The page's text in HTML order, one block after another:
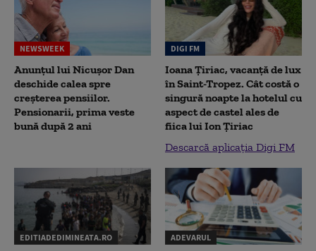
NEWSWEEK
Anunțul lui Nicușor Dan
deschide calea spre
creșterea pensiilor.
Pensionarii, prima veste
bună după 2 ani
DIGI FM
Ioana Țiriac, vacanță de lux
în Saint-Tropez. Cât costă o
singură noapte la hotelul cu
aspect de castel ales de
fiica lui Ion Țiriac
Descarcă aplicația Digi FM
EDITIADEDIMINEATA.RO ADEVARUL